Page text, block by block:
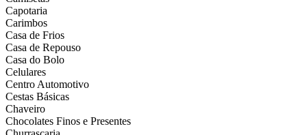
Capotaria
Carimbos
Casa de Frios
Casa de Repouso
Casa do Bolo
Celulares
Centro Automotivo
Cestas Básicas
Chaveiro
Chocolates Finos e Presentes